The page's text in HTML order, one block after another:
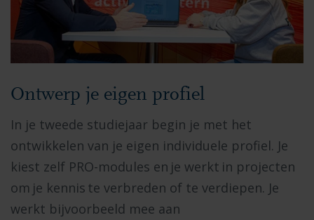
Ontwerp je eigen profiel
In je tweede studiejaar begin je met het
ontwikkelen van je eigen individuele profiel. Je
kiest zelf PRO-modules en je werkt in projecten
om je kennis te verbreden of te verdiepen. Je
werkt bijvoorbeeld mee aan